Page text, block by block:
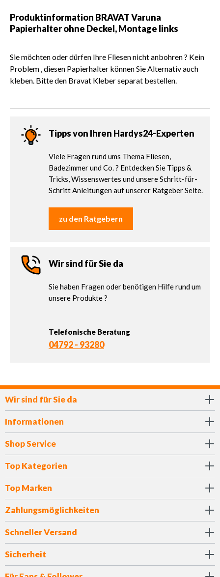
Produktinformation BRAVAT Varuna
Papierhalter ohne Deckel, Montage links
Sie möchten oder dürfen Ihre Fliesen nicht anbohren ? Kein
Problem , diesen Papierhalter können Sie Alternativ auch
kleben. Bitte den Bravat Kleber separat bestellen.
Tipps von Ihren Hardys24-Experten
Viele Fragen rund ums Thema Fliesen,
Badezimmer und Co. ? Entdecken Sie Tipps &
Tricks, Wissenswertes und unsere Schritt-für-
Schritt Anleitungen auf unserer Ratgeber Seite.
zu den Ratgebern
Wir sind für Sie da
Sie haben Fragen oder benötigen Hilfe rund um
unsere Produkte ?
Telefonische Beratung
04792 - 93280
Wir sind für Sie da
Informationen
Shop Service
Top Kategorien
Top Marken
Zahlungsmöglichkeiten
Schneller Versand
Sicherheit